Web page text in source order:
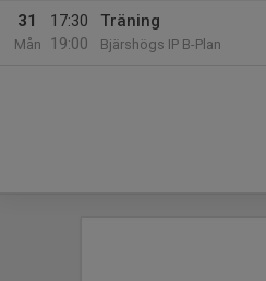
31
Mån
17:30
19:00
Träning
Bjärshögs IP B-Plan